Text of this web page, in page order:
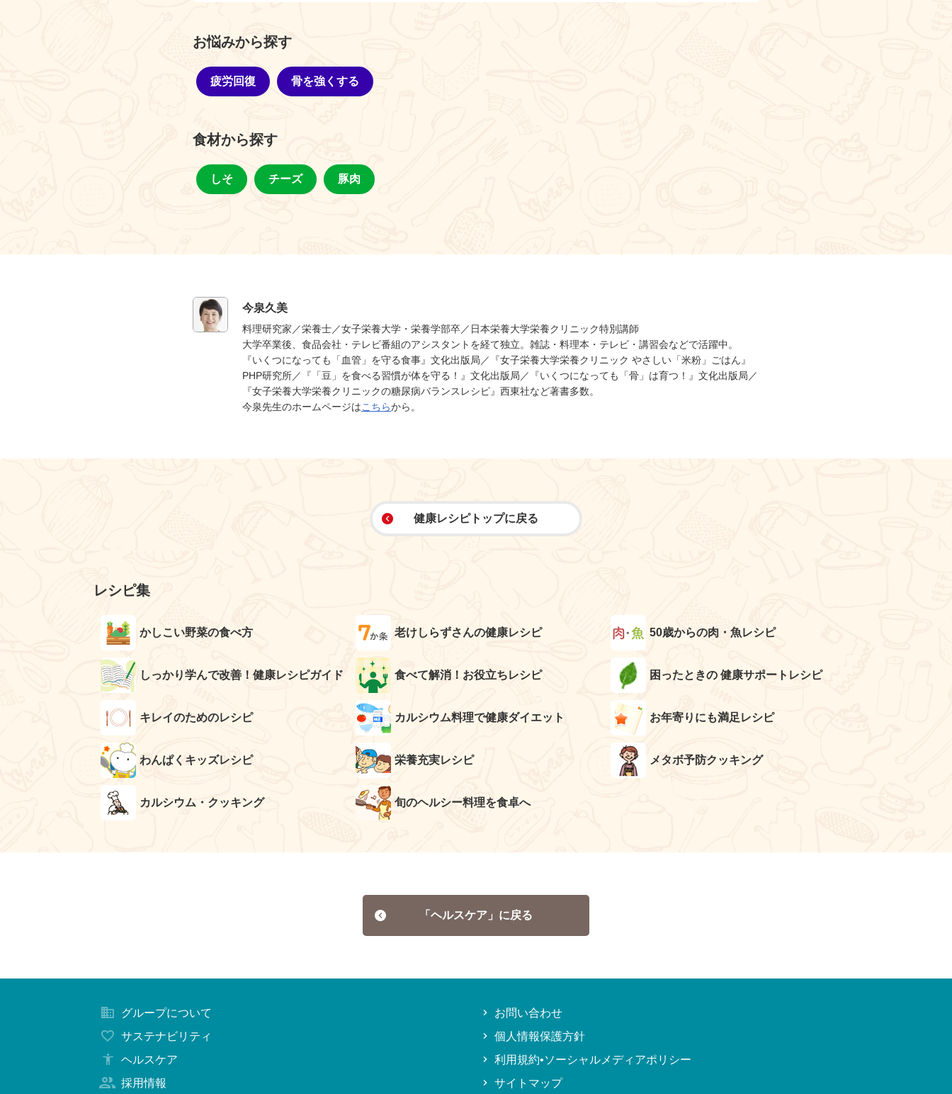
お悩みから探す
疲労回復 骨を強くする
食材から探す
しそ チーズ 豚肉
今泉久美
料理研究家／栄養士／女子栄養大学・栄養学部卒／日本栄養大学栄養クリニック特別講師
大学卒業後、食品会社・テレビ番組のアシスタントを経て独立。雑誌・料理本・テレビ・講習会などで活躍中。
『いくつになっても「血管」を守る食事』文化出版局／『女子栄養大学栄養クリニック やさしい「米粉」ごはん』
PHP研究所／『「豆」を食べる習慣が体を守る！』文化出版局／『いくつになっても「骨」は育つ！』文化出版局／
『女子栄養大学栄養クリニックの糖尿病バランスレシピ』西東社など著書多数。
今泉先生のホームページはこちらから。
健康レシピトップに戻る
レシピ集
かしこい野菜の食べ方 老けしらずさんの健康レシピ 50歳からの肉・魚レシピ
しっかり学んで改善！健康レシピガイド 食べて解消！お役立ちレシピ 困ったときの 健康サポートレシピ
キレイのためのレシピ カルシウム料理で健康ダイエット お年寄りにも満足レシピ
わんぱくキッズレシピ 栄養充実レシピ メタボ予防クッキング
カルシウム・クッキング 旬のヘルシー料理を食卓へ
「ヘルスケア」に戻る
グループについて
サステナビリティ
ヘルスケア
採用情報
お問い合わせ
個人情報保護方針
利用規約•ソーシャルメディアポリシー
サイトマップ